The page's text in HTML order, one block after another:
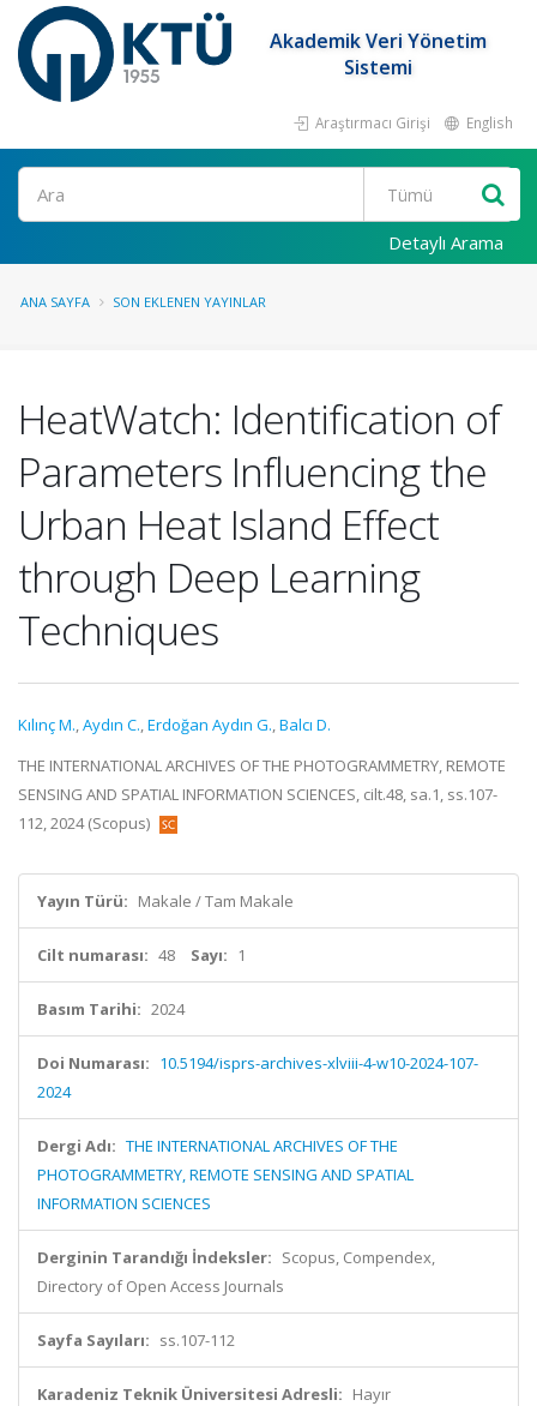
Akademik Veri Yönetim
Sistemi
Araştırmacı Girişi English
Ara
Detaylı Arama
ANA SAYFA SON EKLENEN YAYINLAR
HeatWatch: Identification of
Parameters Influencing the
Urban Heat Island Effect
through Deep Learning
Techniques
Kılınç M.,Aydın C.,Erdoğan Aydın G.,Balcı D.
THE INTERNATIONAL ARCHIVES OF THE PHOTOGRAMMETRY, REMOTE
SENSING AND SPATIAL INFORMATION SCIENCES, cilt.48, sa.1, ss.107-
112, 2024 (Scopus)
Yayın Türü: Makale / Tam Makale
Cilt numarası: 48 Sayı: 1
Basım Tarihi: 2024
Doi Numarası: 10.5194/isprs-archives-xlviii-4-w10-2024-107-
2024
Dergi Adı: THE INTERNATIONAL ARCHIVES OF THE
PHOTOGRAMMETRY, REMOTE SENSING AND SPATIAL
INFORMATION SCIENCES
Derginin Tarandığı İndeksler: Scopus, Compendex,
Directory of Open Access Journals
Sayfa Sayıları: ss.107-112
Karadeniz Teknik Üniversitesi Adresli: Hayır